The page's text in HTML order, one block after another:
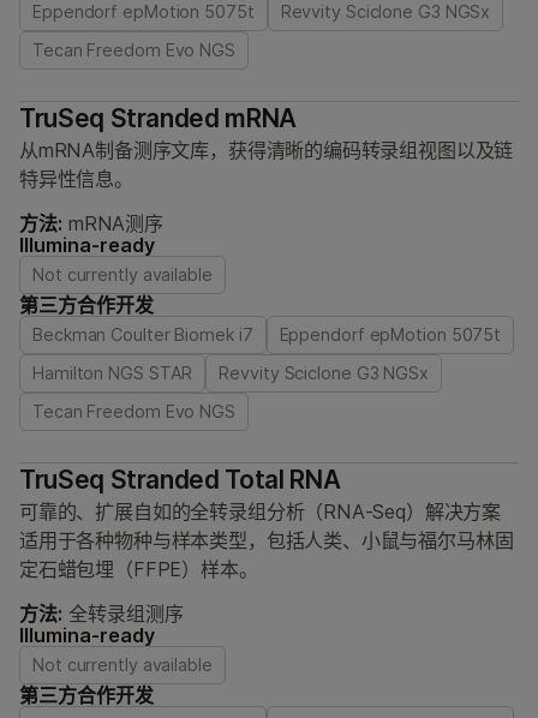
Eppendorf epMotion 5075t
Revvity Sciclone G3 NGSx
Tecan Freedom Evo NGS
TruSeq Stranded mRNA
从mRNA制备测序文库，获得清晰的编码转录组视图以及链
特异性信息。
方法: mRNA测序
Illumina-ready
Not currently available
第三方合作开发
Beckman Coulter Biomek i7
Eppendorf epMotion 5075t
Hamilton NGS STAR
Revvity Sciclone G3 NGSx
Tecan Freedom Evo NGS
TruSeq Stranded Total RNA
可靠的、扩展自如的全转录组分析（RNA-Seq）解决方案
适用于各种物种与样本类型，包括人类、小鼠与福尔马林固
定石蜡包埋（FFPE）样本。
方法: 全转录组测序
Illumina-ready
Not currently available
第三方合作开发